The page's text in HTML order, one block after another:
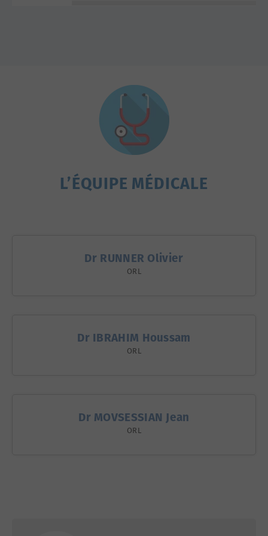
L’ÉQUIPE MÉDICALE
Dr RUNNER Olivier
ORL
Dr IBRAHIM Houssam
ORL
Dr MOVSESSIAN Jean
ORL